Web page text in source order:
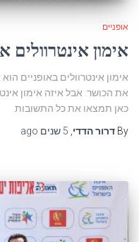
אופניים
אימון אינטרוולים
אימון אינטרוולים באופניים
את הכושר. אבל איזה אימון
כאן תמצאו את כל התשובות.
By דרור הדדי 5 שנים